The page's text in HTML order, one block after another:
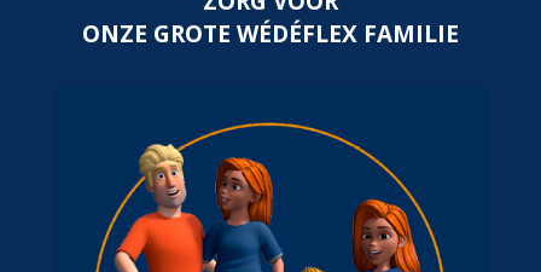
ONZE GROTE WÉDÉFLEX FAMILIE